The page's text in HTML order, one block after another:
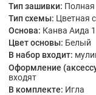
Тип зашивки: Полная
Тип схемы: Цветная
Основа: Канва Аида
Цвет основы: Белый
В набор входит:
Оформление
входят
В комплекте: Игла